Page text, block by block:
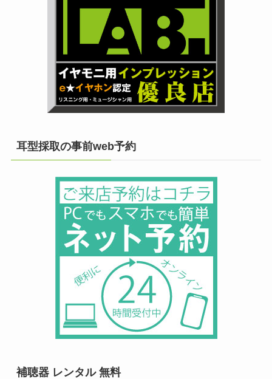
耳型採取の事前web予約
補聴器 レンタル 無料